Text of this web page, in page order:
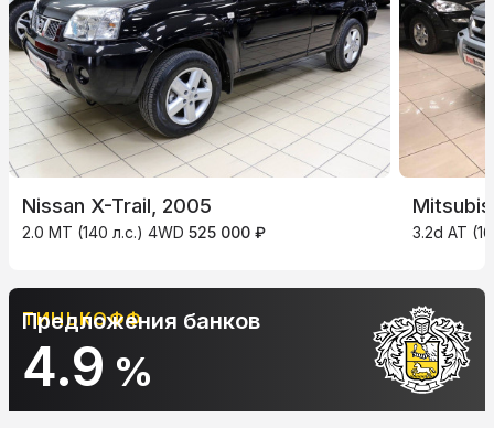
Nissan X-Trail, 2005
2.0 MT (140 л.с.) 4WD 525 000 ₽ 3.2d AT
ТИНЬКОФФ
4.9 %
Предложения банков